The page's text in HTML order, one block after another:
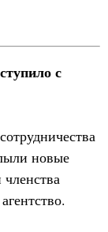
с
новые
членства